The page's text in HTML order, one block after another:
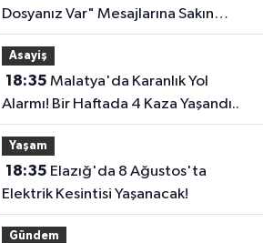
Dosyanız Var" Mesajlarına Sakın
Kanmayın
Asayiş
18:35
Alarmı! Bir Haftada 4 Kaza Yaşandı..
Yaşam
18:35
Elektrik Kesintisi Yaşanacak!
Gündem